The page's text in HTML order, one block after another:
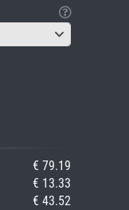
€ 79.19
€ 13.33
€ 43.52